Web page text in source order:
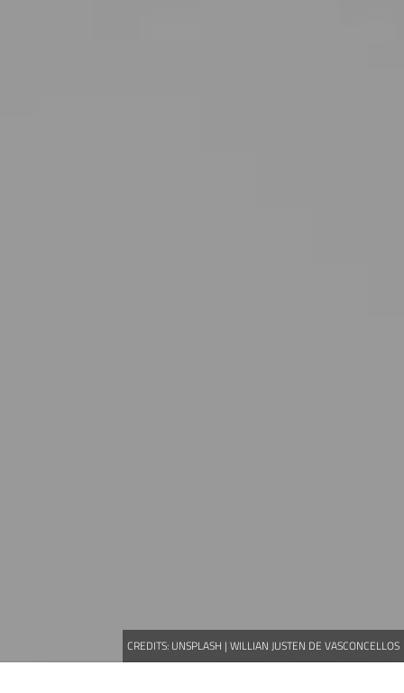
CREDITS: UNSPLASH | WILLIAN JUSTEN DE VASCONCELLOS